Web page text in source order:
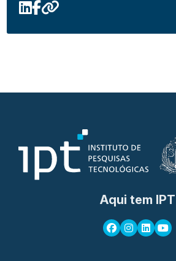
Aqui tem IPT